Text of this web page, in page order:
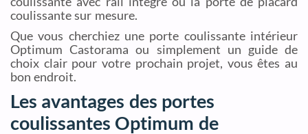
coulissante sur mesure.
Que vous cherchiez une porte coulissante intérieur
Optimum Castorama ou simplement un guide de
choix clair pour votre prochain projet, vous êtes au
bon endroit.
Les avantages des portes
coulissantes Optimum de